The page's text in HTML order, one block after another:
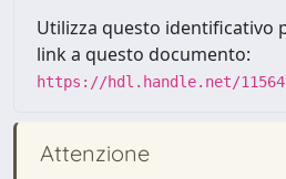
Utilizza questo identificativo
link a questo documento:
https://hdl.handle.net/
Attenzione